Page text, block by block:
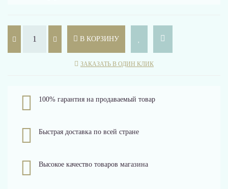
В КОРЗИНУ
ЗАКАЗАТЬ В ОДИН КЛИК
100% гарантия на продаваемый товар
Быстрая доставка по всей стране
Высокое качество товаров магазина